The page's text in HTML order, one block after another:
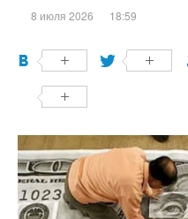
8 июля 2026 18:59